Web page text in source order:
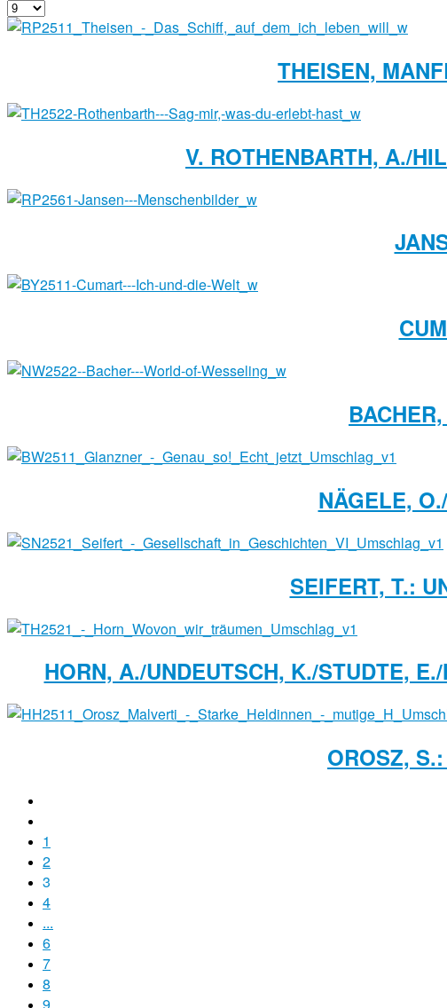
THEISEN,
V. ROTHENBARTH, A./
NÄGELE,
SEIFERT, T.:
HORN, A./UNDEUTSCH, K./STUDTE,
OROSZ,
1
2
3
4
...
6
7
8